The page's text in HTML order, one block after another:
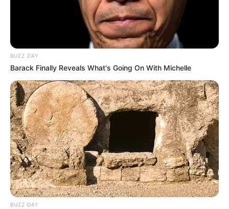
BUZZ DAY
Barack Finally Reveals What's Going On With Michelle
BUZZ DAY